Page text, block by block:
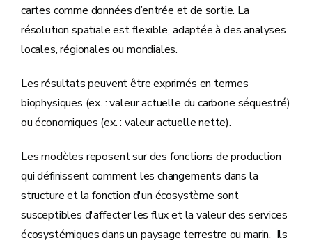
cartes comme données d’entrée et de sortie. La
résolution spatiale est flexible, adaptée à des analyses
locales, régionales ou mondiales.
Les résultats peuvent être exprimés en termes
biophysiques (ex. : valeur actuelle du carbone séquestré)
ou économiques (ex. : valeur actuelle nette).
Les modèles reposent sur des fonctions de production
qui définissent comment les changements dans la
structure et la fonction d'un écosystème sont
susceptibles d'affecter les flux et la valeur des services
écosystémiques dans un paysage terrestre ou marin. Ils